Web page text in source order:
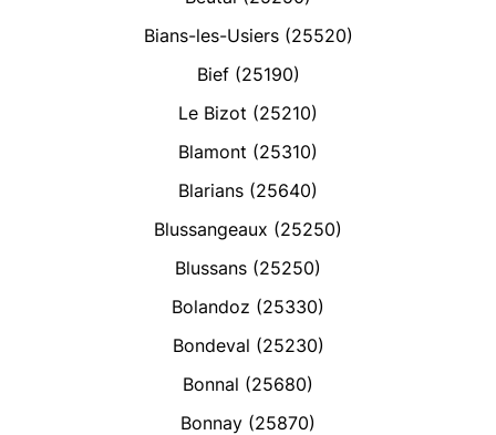
Bians-les-Usiers (25520)
Bief (25190)
Le Bizot (25210)
Blamont (25310)
Blarians (25640)
Blussangeaux (25250)
Blussans (25250)
Bolandoz (25330)
Bondeval (25230)
Bonnal (25680)
Bonnay (25870)